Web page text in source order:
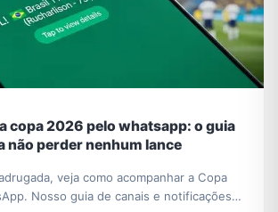
copa 2026 pelo whatsapp: o guia
não perder nenhum lance
veja como acompanhar a Copa
Nosso guia de canais e notificações